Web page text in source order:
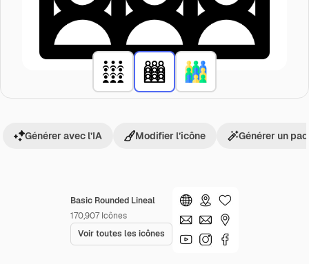
Basic Rounded Lineal
170,907 Icônes
Voir toutes les icônes
Générer avec l’IA Modifier l’icône Générer un